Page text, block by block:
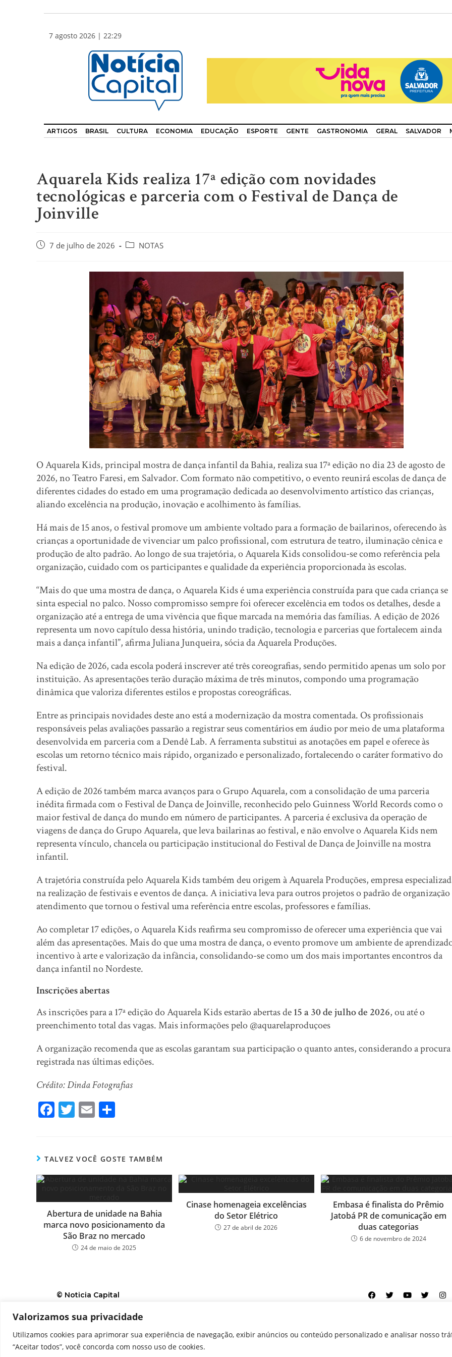
Valorizamos sua privacidade
Utilizamos cookies para aprimorar sua experiência de navegação, exibir anúncios ou conteúdo personalizado e analisar nosso
“Aceitar todos”, você concorda com nosso uso de cookies.
7 agosto 2026 | 22:29
ARTIGOS BRASIL CULTURA ECONOMIA EDUCAÇÃO ESPORTE GENTE GASTRONOMIA GERAL SALVADOR
Aquarela Kids realiza 17ª edição com novidades
tecnológicas e parceria com o Festival de Dança de
Joinville
7 de julho de 2026 NOTAS
O Aquarela Kids, principal mostra de dança infantil da Bahia, realiza sua 17ª edição no dia 23 de agosto de
2026, no Teatro Faresi, em Salvador. Com formato não competitivo, o evento reunirá escolas de dança de
diferentes cidades do estado em uma programação dedicada ao desenvolvimento artístico das crianças,
aliando excelência na produção, inovação e acolhimento às famílias.
Há mais de 15 anos, o festival promove um ambiente voltado para a formação de bailarinos, oferecendo às
crianças a oportunidade de vivenciar um palco profissional, com estrutura de teatro, iluminação cênica e
produção de alto padrão. Ao longo de sua trajetória, o Aquarela Kids consolidou-se como referência pela
organização, cuidado com os participantes e qualidade da experiência proporcionada às escolas.
“Mais do que uma mostra de dança, o Aquarela Kids é uma experiência construída para que cada criança se
sinta especial no palco. Nosso compromisso sempre foi oferecer excelência em todos os detalhes, desde a
organização até a entrega de uma vivência que fique marcada na memória das famílias. A edição de 2026
representa um novo capítulo dessa história, unindo tradição, tecnologia e parcerias que fortalecem ainda
mais a dança infantil”, afirma Juliana Junqueira, sócia da Aquarela Produções.
Na edição de 2026, cada escola poderá inscrever até três coreografias, sendo permitido apenas um solo por
instituição. As apresentações terão duração máxima de três minutos, compondo uma programação
dinâmica que valoriza diferentes estilos e propostas coreográficas.
Entre as principais novidades deste ano está a modernização da mostra comentada. Os profissionais
responsáveis pelas avaliações passarão a registrar seus comentários em áudio por meio de uma plataforma
desenvolvida em parceria com a Dendê Lab. A ferramenta substitui as anotações em papel e oferece às
escolas um retorno técnico mais rápido, organizado e personalizado, fortalecendo o caráter formativo do
festival.
A edição de 2026 também marca avanços para o Grupo Aquarela, com a consolidação de uma parceria
inédita firmada com o Festival de Dança de Joinville, reconhecido pelo Guinness World Records como o
maior festival de dança do mundo em número de participantes. A parceria é exclusiva da operação de
viagens de dança do Grupo Aquarela, que leva bailarinas ao festival, e não envolve o Aquarela Kids nem
representa vínculo, chancela ou participação institucional do Festival de Dança de Joinville na mostra
infantil.
A trajetória construída pelo Aquarela Kids também deu origem à Aquarela Produções, empresa
na realização de festivais e eventos de dança. A iniciativa leva para outros projetos o padrão de organização
atendimento que tornou o festival uma referência entre escolas, professores e famílias.
Ao completar 17 edições, o Aquarela Kids reafirma seu compromisso de oferecer uma experiência que vai
além das apresentações. Mais do que uma mostra de dança, o evento promove um ambiente de
incentivo à arte e valorização da infância, consolidando-se como um dos mais importantes encontros da
dança infantil no Nordeste.
Inscrições abertas
As inscrições para a 17ª edição do Aquarela Kids estarão abertas de15 a 30 de julho de 2026, ou até o
preenchimento total das vagas. Mais informações pelo @aquarelaproduçoes
A organização recomenda que as escolas garantam sua participação o quanto antes, considerando a procura
registrada nas últimas edições.
Crédito: Dinda Fotografias
Fa
ok
T
er
E
TALVEZ VOCÊ GOSTE TAMBÉM
Abertura de unidade na Bahia
marca novo posicionamento da
São Braz no mercado
24 de maio de 2025
Cinase homenageia excelências
do Setor Elétrico
27 de abril de 2026
Embasa é finalista do Prêmio
Jatobá PR de comunicação em
duas categorias
6 de novembro de 2024
© Noticia Capital